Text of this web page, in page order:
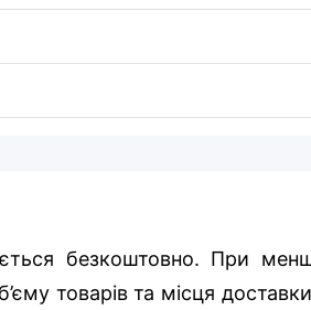
безкоштовно. При
товарів та місця